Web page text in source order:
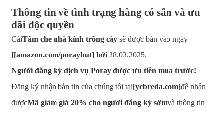
Thông tin về tình trạng hàng có sẵn và ưu
đãi độc quyền
CáiTấm che nhà kính trồng câysẽ được bán vào ngày
[[amazon.com/porayhut] bởi28.03.2025.
Người đăng ký dịch vụ Poray được ưu tiên mua trước!
Đăng ký nhận bản tin của chúng tôi tại[ycbreda.com]để nhận
đượcMã giảm giá 20% cho người đăng ký sớmvà thông tin